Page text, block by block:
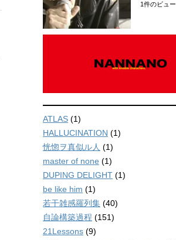
1件のビュー
ATLAS (1)
HALLUCINATION (1)
恍惚ヲ真似ル人 (1)
master of none (1)
DUPING DELIGHT (1)
be like him (1)
若干雑感羅列集 (40)
自論構築過程 (151)
21Lessons (9)